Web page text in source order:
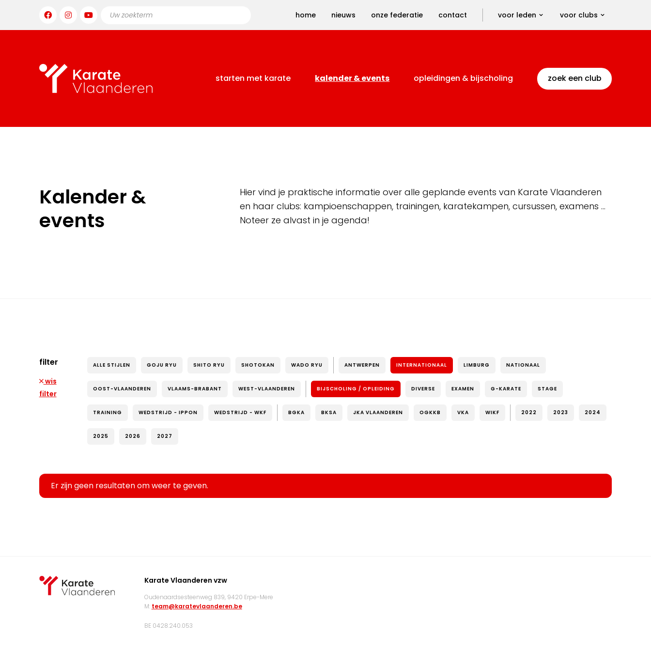
home nieuws onze federatie contact voor leden voor clubs
starten met karate kalender & events opleidingen & bijscholing zoek een club
Kalender &
events
Hier vind je praktische informatie over alle geplande events van Karate Vlaanderen
en haar clubs: kampioenschappen, trainingen, karatekampen, cursussen, examens …
Noteer ze alvast in je agenda!
filter
wis
filter
ALLE STIJLEN GOJU RYU SHITO RYU SHOTOKAN WADO RYU ANTWERPEN INTERNATIONAAL LIMBURG NATIONAAL
OOST-VLAANDEREN VLAAMS-BRABANT WEST-VLAANDEREN BIJSCHOLING / OPLEIDING DIVERSE EXAMEN G-KARATE STAGE
TRAINING WEDSTRIJD - IPPON WEDSTRIJD - WKF BGKA BKSA JKA VLAANDEREN OGKKB VKA WIKF 2022 2023 2024
2025 2026 2027
Er zijn geen resultaten om weer te geven.
Karate Vlaanderen vzw
Oudenaardsesteenweg 839, 9420 Erpe-Mere
M: team@karatevlaanderen.be
BE 0428.240.053